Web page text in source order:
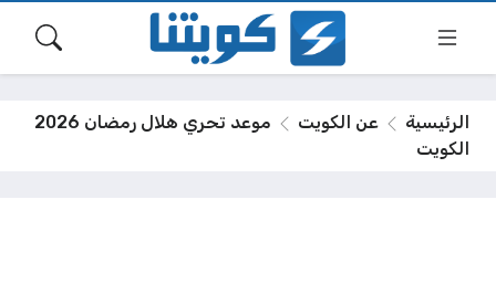
الرئيسية عن الكويت
موعد تحري هلال رمضان 2026
الكويت